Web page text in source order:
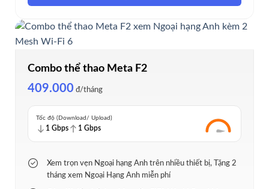
Combo thể thao Meta F2
409.000 đ/tháng
Tốc độ (Download/ Upload)
1 Gbps 1 Gbps
Xem trọn vẹn Ngoại hạng Anh trên nhiều thiết bị, Tặng 2
tháng xem Ngoại Hạng Anh miễn phí